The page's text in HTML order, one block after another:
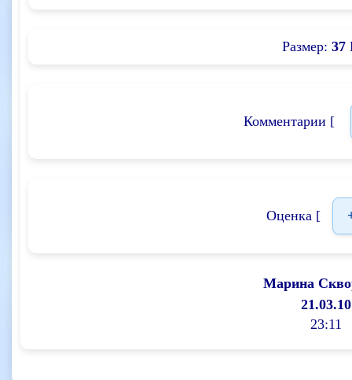
Размер: 37
Комментарии [
Оценка [
Марина
21.03.10
23:11